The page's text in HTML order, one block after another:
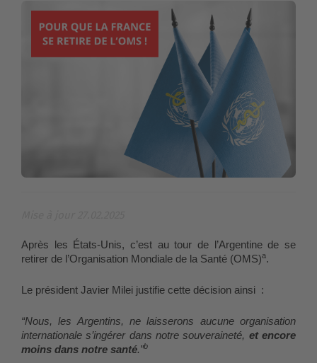
Après les États-Unis, c’est au tour de l’Argentine de se
retirer de l’Organisation Mondiale de la Santé (OMS)a.
Le président Javier Milei justifie cette décision ainsi  :
“Nous, les Argentins, ne laisserons aucune organisation
internationale s’ingérer dans notre souveraineté, et encore
moins dans notre santé.”b